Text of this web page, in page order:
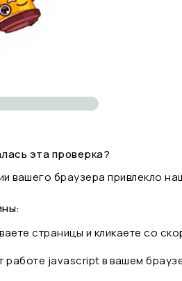
эта проверка?
вашего браузера привлекло
страницы и кликаете со
работе javascript в вашем